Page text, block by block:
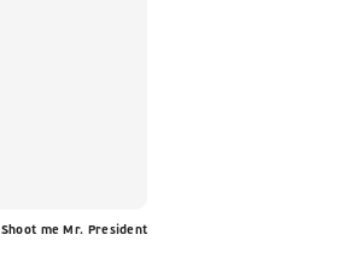
Shoot me Mr. President